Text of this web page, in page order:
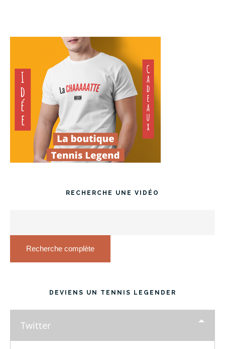
RECHERCHE UNE VIDÉO
Recherche complète
DEVIENS UN TENNIS LEGENDER
Twitter